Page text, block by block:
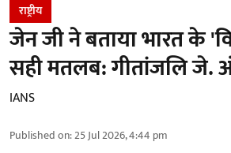
राष्ट्रीय
जेन जी ने बताया भारत के
सही मतलब: गीतांजलि जे.
IANS
Published on:25 Jul 2026, 4:44 pm